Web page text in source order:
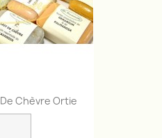
Chèvre Ortie